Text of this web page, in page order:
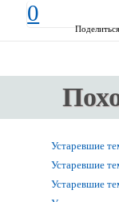
0
Устаревшие
Устаревшие
Устаревшие